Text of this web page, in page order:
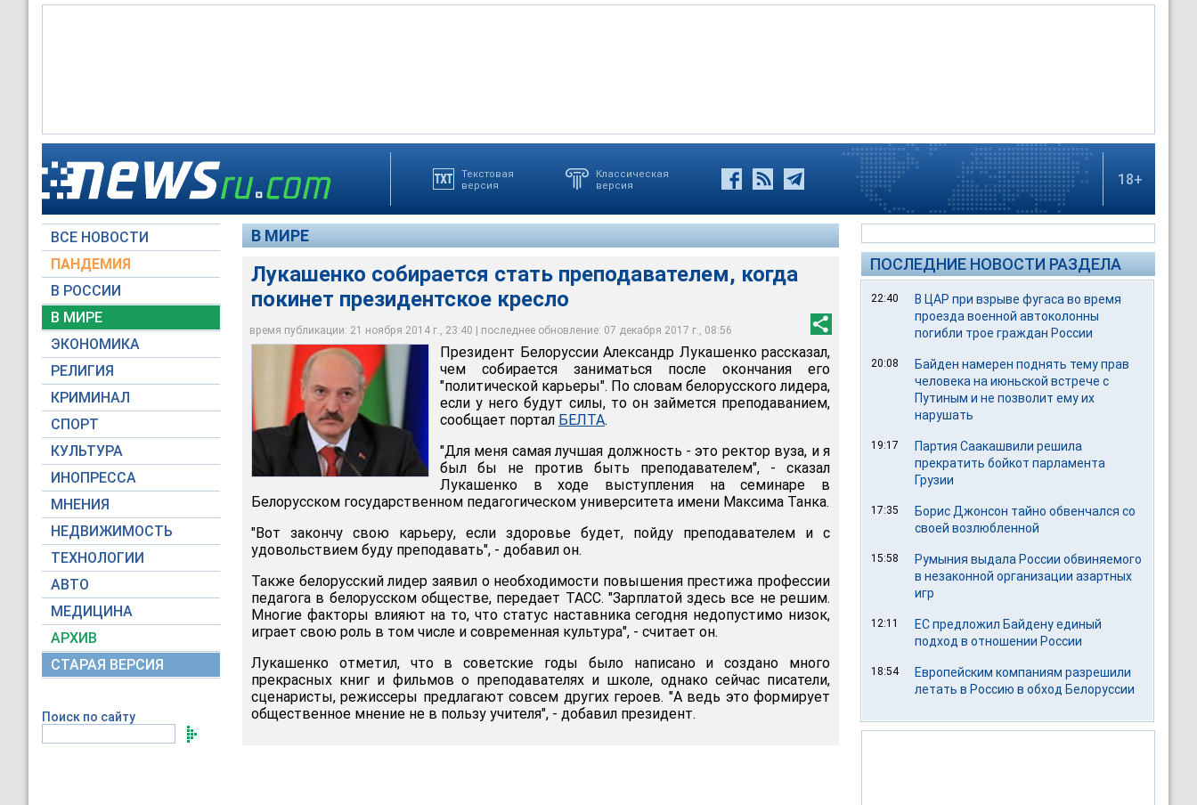
Текстовая
версия
Классическая
версия
18+
ВСЕ НОВОСТИ
ПАНДЕМИЯ
В РОССИИ
В МИРЕ
ЭКОНОМИКА
РЕЛИГИЯ
КРИМИНАЛ
СПОРТ
КУЛЬТУРА
ИНОПРЕССА
МНЕНИЯ
НЕДВИЖИМОСТЬ
ТЕХНОЛОГИИ
АВТО
МЕДИЦИНА
АРХИВ
СТАРАЯ ВЕРСИЯ
Поиск по сайту
В МИРЕ
Лукашенко собирается стать преподавателем, когда
покинет президентское кресло
время публикации: 21 ноября 2014 г., 23:40 | последнее обновление: 07 декабря 2017 г., 08:56
Президент Белоруссии Александр Лукашенко рассказал, чем собирается заниматься
после окончания его "политической карьеры". По словам белорусского лидера, если у
него будут силы, то он займется преподаванием
Global Look Press
Президент Белоруссии Александр Лукашенко рассказал,
чем собирается заниматься после окончания его
"политической карьеры". По словам белорусского лидера,
если у него будут силы, то он займется преподаванием,
сообщает портал БЕЛТА.
"Для меня самая лучшая должность - это ректор вуза, и я
был бы не против быть преподавателем", - сказал
Лукашенко в ходе выступления на семинаре в
Белорусском государственном педагогическом университета имени Максима Танка.
"Вот закончу свою карьеру, если здоровье будет, пойду преподавателем и с
удовольствием буду преподавать", - добавил он.
Также белорусский лидер заявил о необходимости повышения престижа профессии
педагога в белорусском обществе, передает ТАСС. "Зарплатой здесь все не решим.
Многие факторы влияют на то, что статус наставника сегодня недопустимо низок,
играет свою роль в том числе и современная культура", - считает он.
Лукашенко отметил, что в советские годы было написано и создано много
прекрасных книг и фильмов о преподавателях и школе, однако сейчас писатели,
сценаристы, режиссеры предлагают совсем других героев. "А ведь это формирует
общественное мнение не в пользу учителя", - добавил президент.
ПОСЛЕДНИЕ НОВОСТИ РАЗДЕЛА
22:40
В ЦАР при взрыве фугаса во время
проезда военной автоколонны
погибли трое граждан России
20:08
Байден намерен поднять тему прав
человека на июньской встрече с
Путиным и не позволит ему их
нарушать
19:17
Партия Саакашвили решила
прекратить бойкот парламента
Грузии
17:35
Борис Джонсон тайно обвенчался со
своей возлюбленной
15:58
Румыния выдала России обвиняемого
в незаконной организации азартных
игр
12:11
ЕС предложил Байдену единый
подход в отношении России
18:54
Европейским компаниям разрешили
летать в Россию в обход Белоруссии